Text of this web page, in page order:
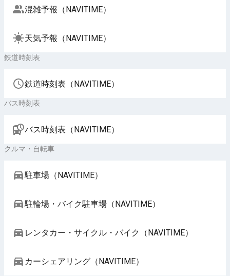
混雑予報（NAVITIME）
天気予報（NAVITIME）
鉄道時刻表
鉄道時刻表（NAVITIME）
バス時刻表
バス時刻表（NAVITIME）
クルマ・自転車
駐車場（NAVITIME）
駐輪場・バイク駐車場（NAVITIME）
レンタカー・サイクル・バイク（NAVITIME）
カーシェアリング（NAVITIME）